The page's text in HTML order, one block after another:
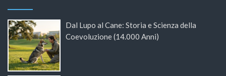
Dal Lupo al Cane: Storia e Scienza della
Coevoluzione (14.000 Anni)